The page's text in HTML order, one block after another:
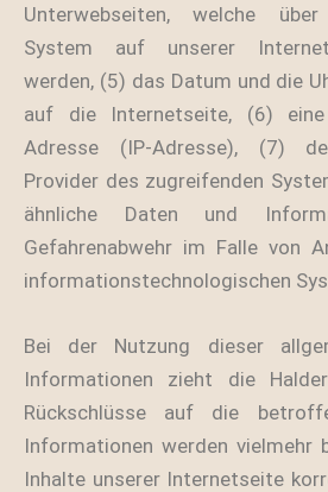
Unterwebseiten, welche
System auf unserer
werden, (5) das Datum und die
auf die Internetseite, (6) eine
Adresse (IP-Adresse), (7)
Provider des zugreifenden
ähnliche Daten und
Gefahrenabwehr im Falle von
informationstechnologischen
Bei der Nutzung dieser
Informationen zieht die
Rückschlüsse auf die
Informationen werden vielmehr
Inhalte unserer Internetseite